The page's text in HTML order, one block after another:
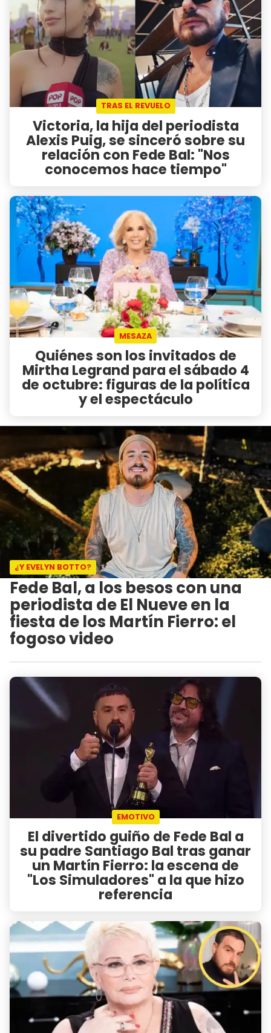
TRAS EL REVUELO
Victoria, la hija del periodista
Alexis Puig, se sinceró sobre su
relación con Fede Bal: "Nos
conocemos hace tiempo"
MESAZA
Quiénes son los invitados de
Mirtha Legrand para el sábado 4
de octubre: figuras de la política
y el espectáculo
¿Y EVELYN BOTTO?
Fede Bal, a los besos con una
periodista de El Nueve en la
fiesta de los Martín Fierro: el
fogoso video
EMOTIVO
El divertido guiño de Fede Bal a
su padre Santiago Bal tras ganar
un Martín Fierro: la escena de
"Los Simuladores" a la que hizo
referencia